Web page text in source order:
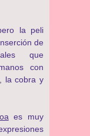
la peli
de
que
con
la cobra y
es muy